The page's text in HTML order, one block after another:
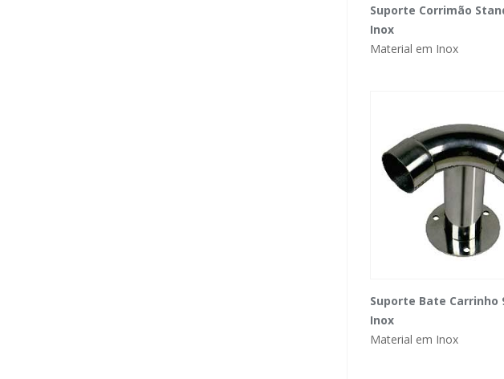
Suporte Corrimão
Inox
Material em Inox
Suporte Bate Carrinho
Inox
Material em Inox